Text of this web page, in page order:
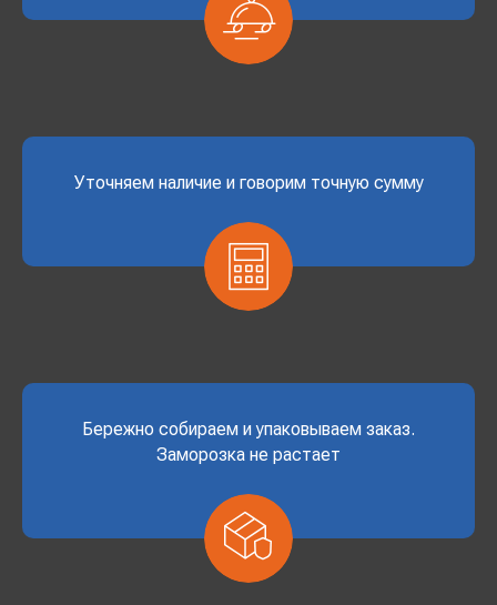
Уточняем наличие и говорим точную сумму
Бережно собираем и упаковываем заказ.
Заморозка не растает